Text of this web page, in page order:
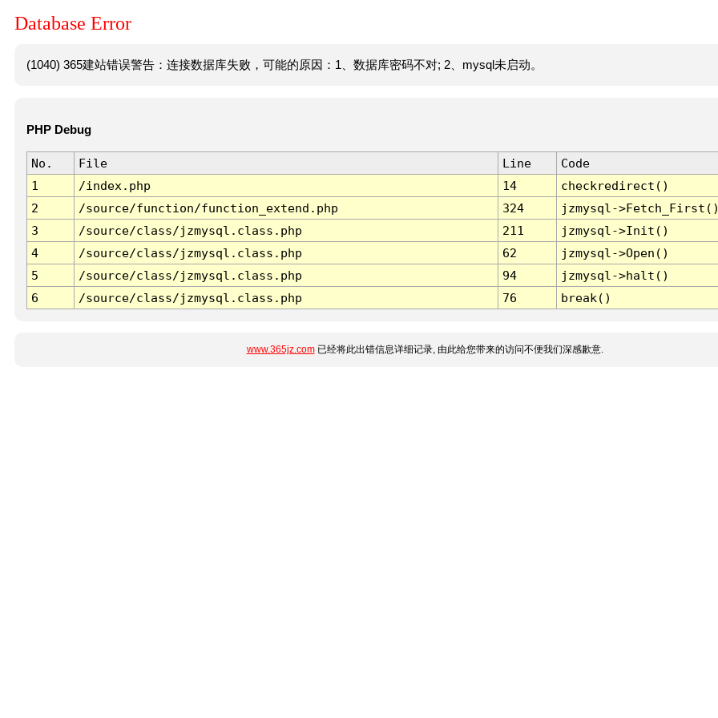
Database Error
(1040) 365建站错误警告：连接数据库失败，可能的原因：1、数据库密码不对; 2、mysql未启动。
PHP Debug
No. File Line
Code
1
/index.php 14
checkredirect()
2
/source/function/function_extend.php 324
jzmysql-
3
/source/class/jzmysql.class.php 211
jzmysql->Init()
4
/source/class/jzmysql.class.php 62
jzmysql->Open()
5
/source/class/jzmysql.class.php 94
jzmysql->halt()
6
/source/class/jzmysql.class.php 76 break()
www.365jz.com已经将此出错信息详细记录, 由此给您带来的访问不便我们深感歉意.